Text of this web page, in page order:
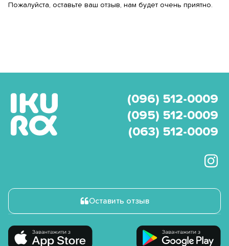
Пожалуйста, оставьте ваш отзыв, нам будет очень приятно.
(096) 512-0009
(095) 512-0009
(063) 512-0009
Оставить отзыв